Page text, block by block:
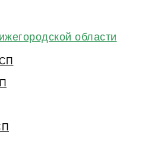
области